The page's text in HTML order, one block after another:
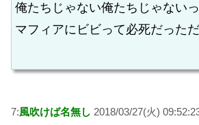
俺たちじゃない俺たちじゃない
マフィアにビビって必死だった
7:風吹けば名無し 2018/03/27(火)